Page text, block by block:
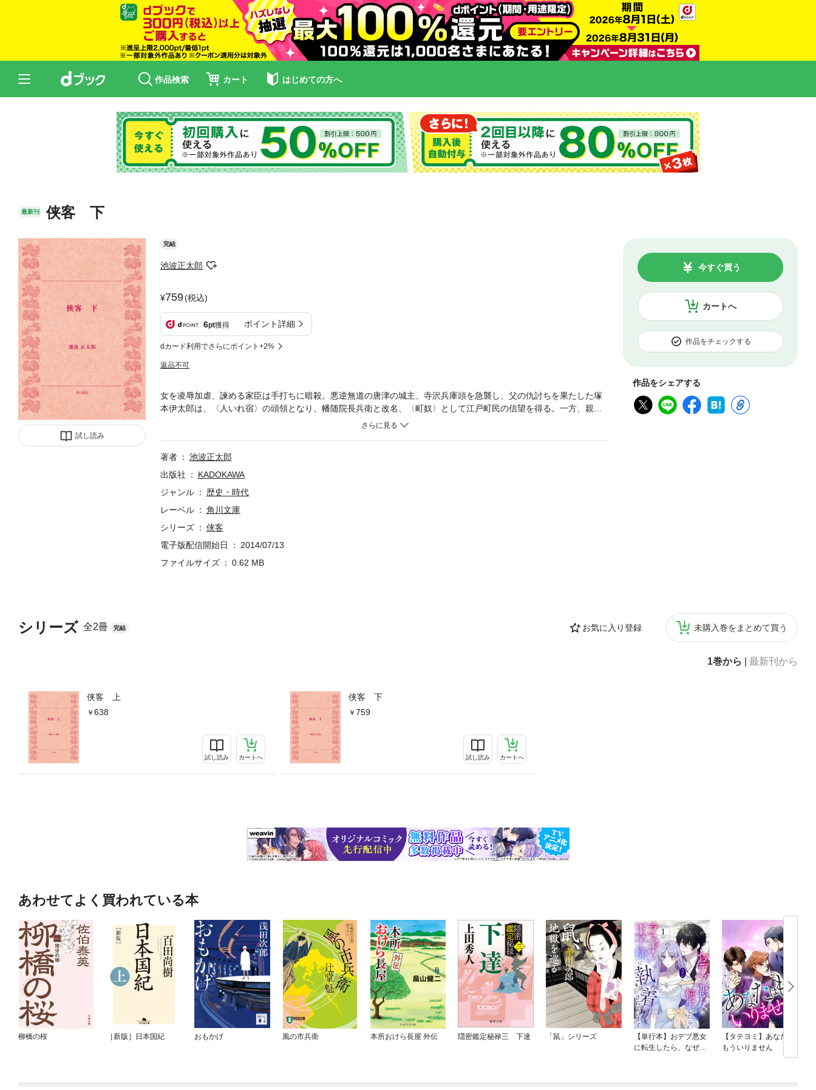
作品検索 カート はじめての方へ
最新刊 侠客 下
試し読み
完結
池波正太郎
759(税込)
6pt獲得 ポイント詳細
dカード利用でさらにポイント+2%
返品不可
カートへ
今すぐ買う
作品をチェックする
作品をシェアする
シリーズ 全2冊 完結 お気に入り登録 未購入巻をまとめて買う
1巻から 最新刊から
侠客 上
638
試し読み カートへ
侠客 下
759
試し読み カートへ
女を凌辱加虐、諫める家臣は手打ちに暗殺。悪逆無道の唐津の城主、寺沢兵庫頭を急襲し、父の仇討ちを果たした塚
本伊太郎は、〈人いれ宿〉の頭領となり、幡随院長兵衛と改名、〈町奴〉として江戸町民の信望を得る。一方、親友
の水野百助は十郎左衛門と改め、〈旗本奴〉を率いてゆく。だが、しだいに〈町奴〉と〈旗本奴〉の対立が激化し、
著者
池波正太郎
出版社
KADOKAWA
ジャンル
歴史・時代
レーベル
角川文庫
シリーズ
侠客
電子版配信開始日
2014/07/13
ファイルサイズ
0.62 MB
あわせてよく買われている本
柳橋の桜 ［新版］日本国紀 おもかげ 風の市兵衛 本所おけら長屋 外伝 隠密鑑定秘禄三 下達 「鼠」シリーズ
【単行本】おデブ悪女
に転生したら、なぜか
【タテヨミ】あなたは
もういりません